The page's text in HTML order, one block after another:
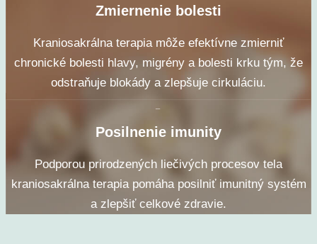
Zmiernenie bolesti
Kraniosakrálna terapia môže efektívne zmierniť
chronické bolesti hlavy, migrény a bolesti krku tým, že
odstraňuje blokády a zlepšuje cirkuláciu.
Posilnenie imunity
Podporou prirodzených liečivých procesov tela
kraniosakrálna terapia pomáha posilniť imunitný systém
a zlepšiť celkové zdravie.